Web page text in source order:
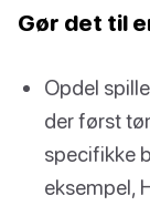
Gør det til
Opdel
der først
specifikke
eksempel,